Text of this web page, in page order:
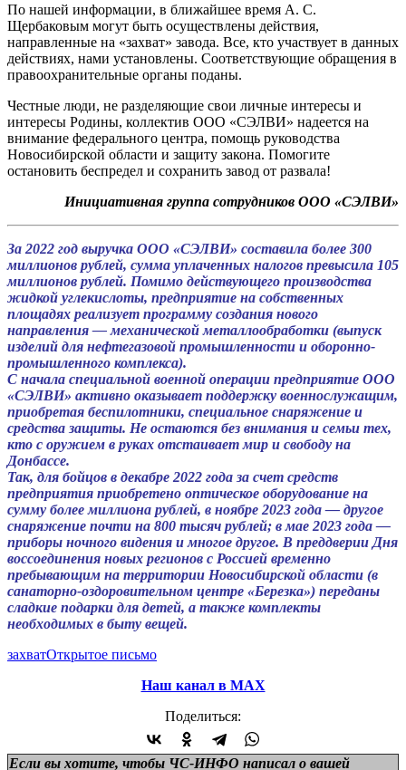
По нашей информации, в ближайшее время А. С.
Щербаковым могут быть осуществлены действия,
направленные на «захват» завода. Все, кто участвует в данных
действиях, нами установлены. Соответствующие обращения в
правоохранительные органы поданы.
Честные люди, не разделяющие свои личные интересы и
интересы Родины, коллектив ООО «СЭЛВИ» надеется на
внимание федерального центра, помощь руководства
Новосибирской области и защиту закона. Помогите
остановить беспредел и сохранить завод от развала!
Инициативная группа сотрудников ООО «СЭЛВИ»
За 2022 год выручка ООО «СЭЛВИ» составила более 300
миллионов рублей, сумма уплаченных налогов превысила 105
миллионов рублей. Помимо действующего производства
жидкой углекислоты, предприятие на собственных
площадях реализует программу создания нового
направления — механической металлообработки (выпуск
изделий для нефтегазовой промышленности и оборонно-
промышленного комплекса).
С начала специальной военной операции предприятие ООО
«СЭЛВИ» активно оказывает поддержку военнослужащим,
приобретая беспилотники, специальное снаряжение и
средства защиты. Не остаются без внимания и семьи тех,
кто с оружием в руках отстаивает мир и свободу на
Донбассе.
Так, для бойцов в декабре 2022 года за счет средств
предприятия приобретено оптическое оборудование на
сумму более миллиона рублей, в ноябре 2023 года — другое
снаряжение почти на 800 тысяч рублей; в мае 2023 года —
приборы ночного видения и многое другое. В преддверии Дня
воссоединения новых регионов с Россией временно
пребывающим на территории Новосибирской области (в
санаторно-оздоровительном центре «Березка») переданы
сладкие подарки для детей, а также комплекты
необходимых в быту вещей.
захватОткрытое письмо
Наш канал в МАХ
Поделиться:
Если вы хотите, чтобы ЧС-ИНФО написал о вашей